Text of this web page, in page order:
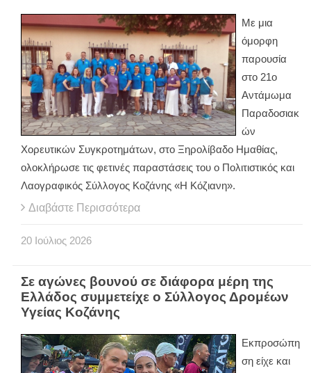
Με μια
όμορφη
παρουσία
στο 21ο
Αντάμωμα
Παραδοσιακ
ών
Χορευτικών Συγκροτημάτων, στο Ξηρολίβαδο Ημαθίας,
ολοκλήρωσε τις φετινές παραστάσεις του ο Πολιτιστικός και
Λαογραφικός Σύλλογος Κοζάνης «Η Κόζιανη».
Διαβάστε Περισσότερα
20 Ιούλιος 2026
Σε αγώνες βουνού σε διάφορα μέρη της
Ελλάδος συμμετείχε ο Σύλλογος Δρομέων
Υγείας Κοζάνης
Εκπροσώπη
ση είχε και